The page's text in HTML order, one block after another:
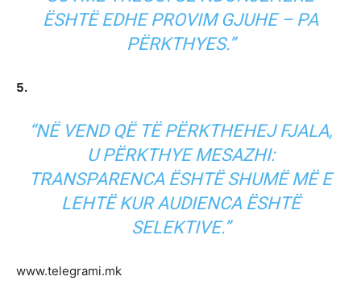
ËSHTË EDHE PROVIM GJUHE – PA
PËRKTHYES.”
5.
“NË VEND QË TË PËRKTHEHEJ FJALA,
U PËRKTHYE MESAZHI:
TRANSPARENCA ËSHTË SHUMË MË E
LEHTË KUR AUDIENCA ËSHTË
SELEKTIVE.”
www.telegrami.mk